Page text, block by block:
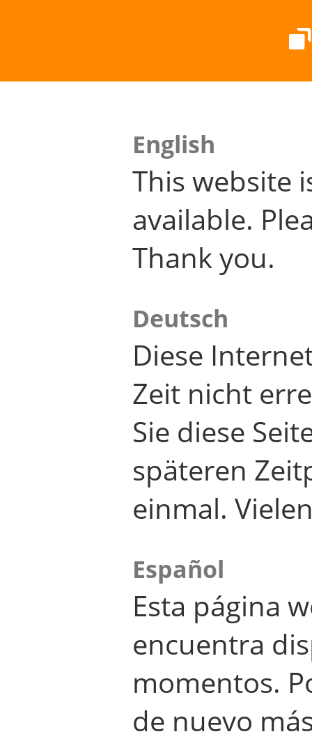
English
This website
available.
Thank you.
Deutsch
Diese
Zeit nicht
Sie diese
späteren
einmal.
Español
Esta página
encuentra
momentos.
de nuevo